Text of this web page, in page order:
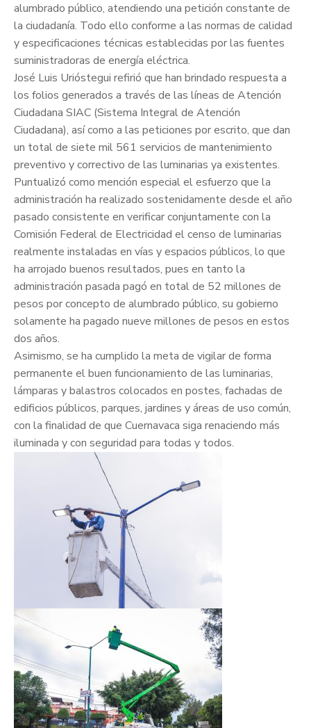
alumbrado público, atendiendo una petición constante de
la ciudadanía. Todo ello conforme a las normas de calidad
y especificaciones técnicas establecidas por las fuentes
suministradoras de energía eléctrica.
José Luis Urióstegui refirió que han brindado respuesta a
los folios generados a través de las líneas de Atención
Ciudadana SIAC (Sistema Integral de Atención
Ciudadana), así como a las peticiones por escrito, que dan
un total de siete mil 561 servicios de mantenimiento
preventivo y correctivo de las luminarias ya existentes.
Puntualizó como mención especial el esfuerzo que la
administración ha realizado sostenidamente desde el año
pasado consistente en verificar conjuntamente con la
Comisión Federal de Electricidad el censo de luminarias
realmente instaladas en vías y espacios públicos, lo que
ha arrojado buenos resultados, pues en tanto la
administración pasada pagó en total de 52 millones de
pesos por concepto de alumbrado público, su gobierno
solamente ha pagado nueve millones de pesos en estos
dos años.
Asimismo, se ha cumplido la meta de vigilar de forma
permanente el buen funcionamiento de las luminarias,
lámparas y balastros colocados en postes, fachadas de
edificios públicos, parques, jardines y áreas de uso común,
con la finalidad de que Cuernavaca siga renaciendo más
iluminada y con seguridad para todas y todos.